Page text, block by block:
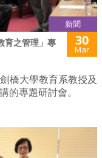
新聞
育之管理」專
30
Mar
橋大學教育系教授及
專題研討會。